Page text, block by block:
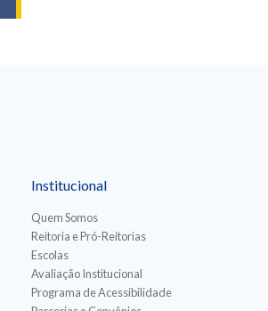
Institucional
Quem Somos
Reitoria e Pró-Reitorias
Escolas
Avaliação Institucional
Programa de Acessibilidade